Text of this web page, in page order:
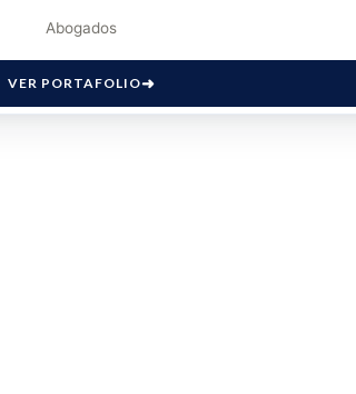
Abogados
VER PORTAFOLIO